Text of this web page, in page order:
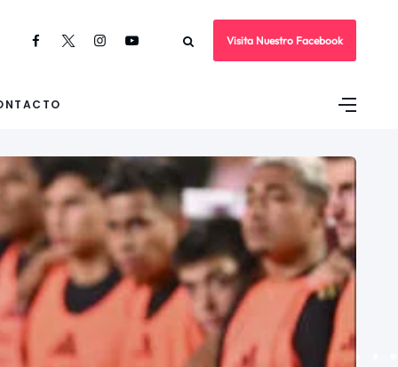
Visita Nuestro Facebook